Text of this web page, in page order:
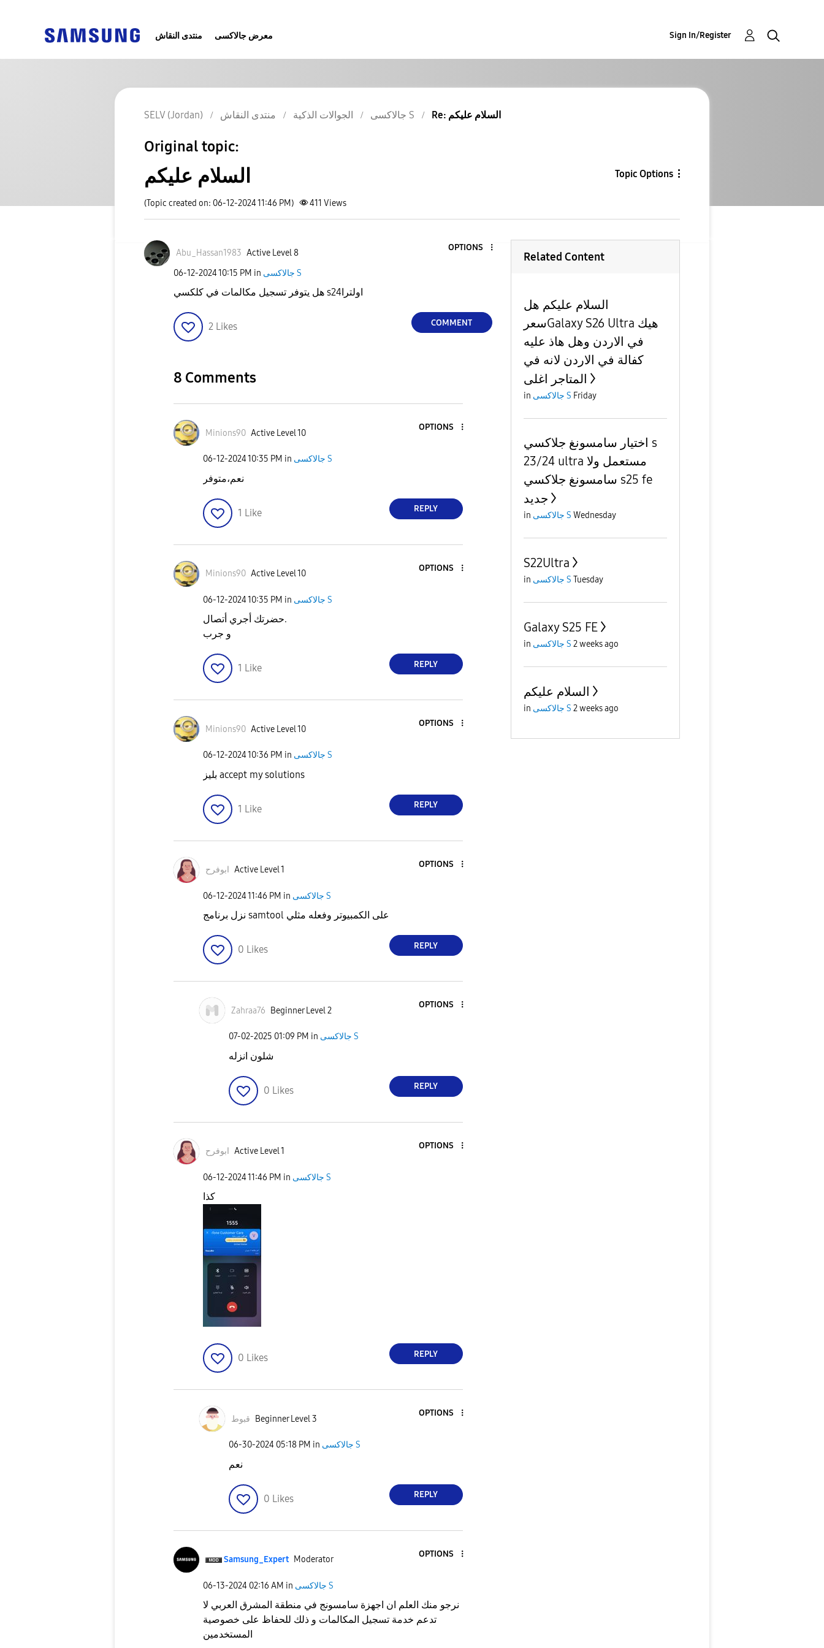
منتدى النقاش معرض جالاكسى Sign In/Register
SELV (Jordan) منتدى النقاش الجوالات الذكية جالاكسى S Re: السلام عليكم
Original topic:
السلام عليكم Topic Options
(Topic created on: 06-12-2024 11:46 PM) 411 Views
Abu_Hassan1983 Active Level 8
OPTIONS
‎06-12-202410:15 PM in جالاكسى S
هل يتوفر تسجيل مكالمات في كلكسي s24اولترا
2 Likes COMMENT
8 Comments
Minions90 Active Level 10
OPTIONS
‎06-12-202410:35 PM in جالاكسى S
نعم،متوفر
1 Like REPLY
Minions90 Active Level 10
OPTIONS
‎06-12-202410:35 PM in جالاكسى S
حضرتك أجري أتصال.
و جرب
1 Like REPLY
Minions90 Active Level 10
OPTIONS
‎06-12-202410:36 PM in جالاكسى S
بليز accept my solutions
1 Like REPLY
ابوفرح Active Level 1
OPTIONS
‎06-12-202411:46 PM in جالاكسى S
نزل برنامج samtool على الكمبيوتر وفعله مثلي
0 Likes REPLY
Zahraa76 Beginner Level 2
OPTIONS
‎07-02-2025 01:09 PM in جالاكسى S
شلون انزله
0 Likes REPLY
ابوفرح Active Level 1
OPTIONS
‎06-12-202411:46 PM in جالاكسى S
كذا
0 Likes REPLY
قبوط Beginner Level 3
OPTIONS
‎06-30-2024 05:18 PM in جالاكسى S
نعم
0 Likes REPLY
Samsung_Expert Moderator
OPTIONS
‎06-13-2024 02:16 AM in جالاكسى S
نرجو منك العلم ان اجهزة سامسونج في منطقة المشرق العربي لا
تدعم خدمة تسجيل المكالمات و ذلك للحفاظ على خصوصية
المستخدمين
Related Content
السلام عليكم هل
سعرGalaxy S26 Ultra هيك
في الاردن وهل هاذ عليه
كفالة في الاردن لانه في
المتاجر اغلى
in جالاكسى S Friday
اختيار سامسونغ جلاكسي s
23/24 ultra مستعمل ولا
سامسونغ جلاكسي s25 fe
جديد
in جالاكسى S Wednesday
S22Ultra
in جالاكسى S Tuesday
Galaxy S25 FE
in جالاكسى S 2 weeks ago
السلام عليكم
in جالاكسى S 2 weeks ago